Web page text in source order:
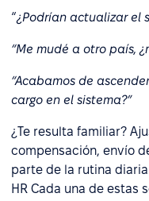
“¿Podrían actualizar el
“Me mudé a otro país,
“Acabamos de
cargo en el sistema?”
¿Te resulta familiar?
compensación, envío
parte de la rutina
HR Cada una de estas